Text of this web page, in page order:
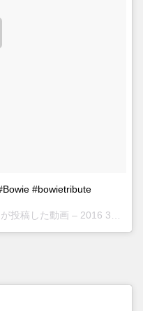
#bowietribute
投稿した動画 – 2016 3月 31 6:19午後 PDT